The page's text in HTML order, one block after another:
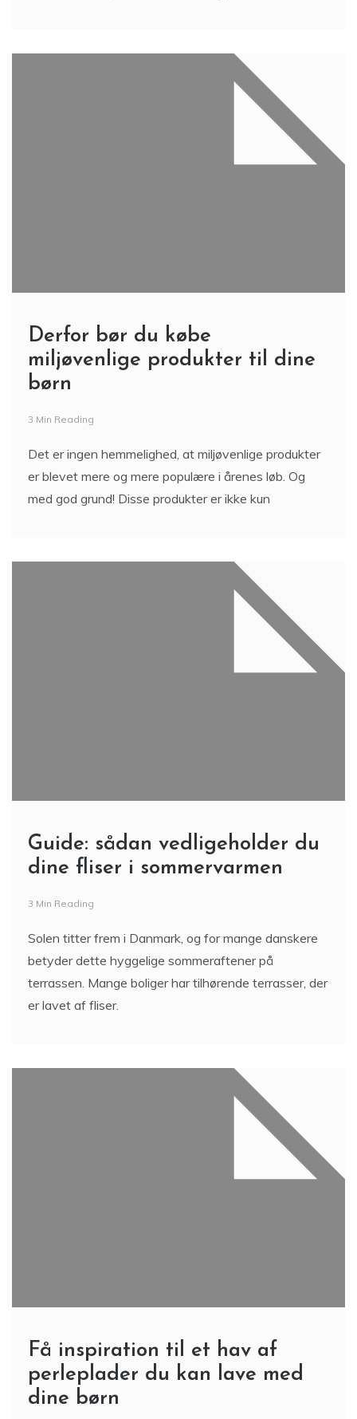
Derfor bør du købe
miljøvenlige produkter til dine
børn
3 Min Reading
Det er ingen hemmelighed, at miljøvenlige produkter
er blevet mere og mere populære i årenes løb. Og
med god grund! Disse produkter er ikke kun
Guide: sådan vedligeholder du
dine fliser i sommervarmen
3 Min Reading
Solen titter frem i Danmark, og for mange danskere
betyder dette hyggelige sommeraftener på
terrassen. Mange boliger har tilhørende terrasser, der
er lavet af fliser.
Få inspiration til et hav af
perleplader du kan lave med
dine børn